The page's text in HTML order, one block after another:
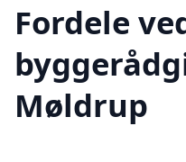
Fordele
Møldrup